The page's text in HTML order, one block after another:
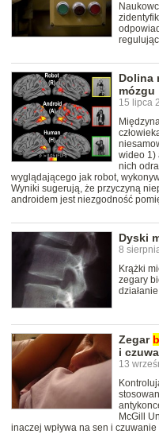
Dolina
mózgu
15 lipca
wideo 1)
nich
wyglądającego jak robot,
Wyniki sugerują, że przyczyną
androidem jest niezgodność
Dyski
8
Krążki
zegary
Zegar
i
13
McGill
inaczej wpływa na sen i